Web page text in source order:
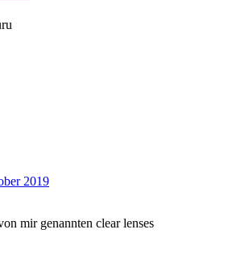
2019
mir genannten clear lenses